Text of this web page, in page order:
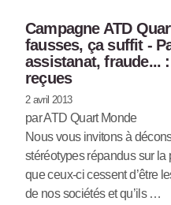
Campagne ATD
fausses, ça suffit -
assistanat, fraude...
reçues
2 avril 2013
par ATD Quart Monde
Nous vous invitons à
stéréotypes répandus sur la
que ceux-ci cessent d’être
de nos sociétés et qu’ils …